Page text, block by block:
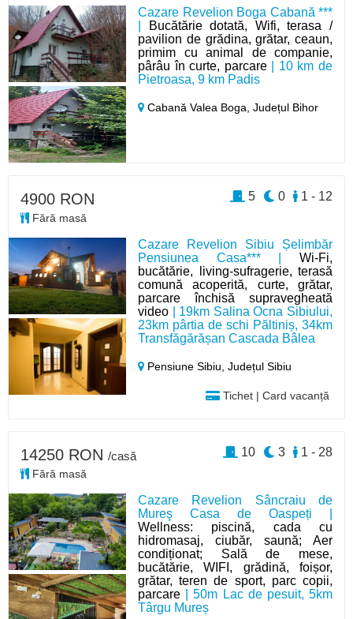
Cazare Revelion Boga Cabană ***
Bucătărie dotată, Wifi, terasa /
pavilion de grădina, grătar, ceaun,
primim cu animal de companie,
pârâu în curte, parcare| 10 km de
Pietroasa, 9 km Padis
Cabană Valea Boga,Județul Bihor
Cazare Revelion Sibiu Șelimbăr
Pensiunea Casa*** | Wi-Fi,
bucătărie, living-sufragerie, terasă
comună acoperită, curte, grătar,
parcare închisă supravegheată
video | 19km Salina Ocna Sibiului,
23km pârtia de schi Păltiniș, 34km
Transfăgărășan Cascada Bâlea
Pensiune Sibiu,Județul Sibiu
Tichet | Card vacanță
4900 RON
Fără masă
1 - 12
0
5
Cazare Revelion Sâncraiu de
Mureş Casa de Oaspeți |
Wellness: piscină, cada cu
hidromasaj, ciubăr, saună; Aer
condiționat; Sală de mese,
bucătărie, WIFI, grădină, foișor,
grătar, teren de sport, parc copii,
parcare | 50m Lac de pesuit, 5km
Târgu Mureș
14250 RON /casă
Fără masă
1 - 28
3
10